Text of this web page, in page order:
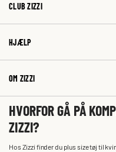
CLUB ZIZZI
HJÆLP
OM ZIZZI
HVORFOR GÅ PÅ
ZIZZI?
Hos Zizzi finder du plus size tøj til